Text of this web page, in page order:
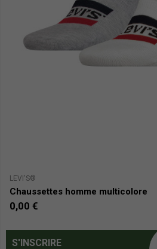
LEVI'S®
Chaussettes homme multicolore
0,00 €
S'INSCRIRE